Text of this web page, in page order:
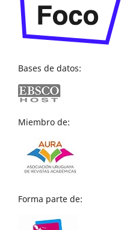
Bases de datos:
Miembro de:
Forma parte de: